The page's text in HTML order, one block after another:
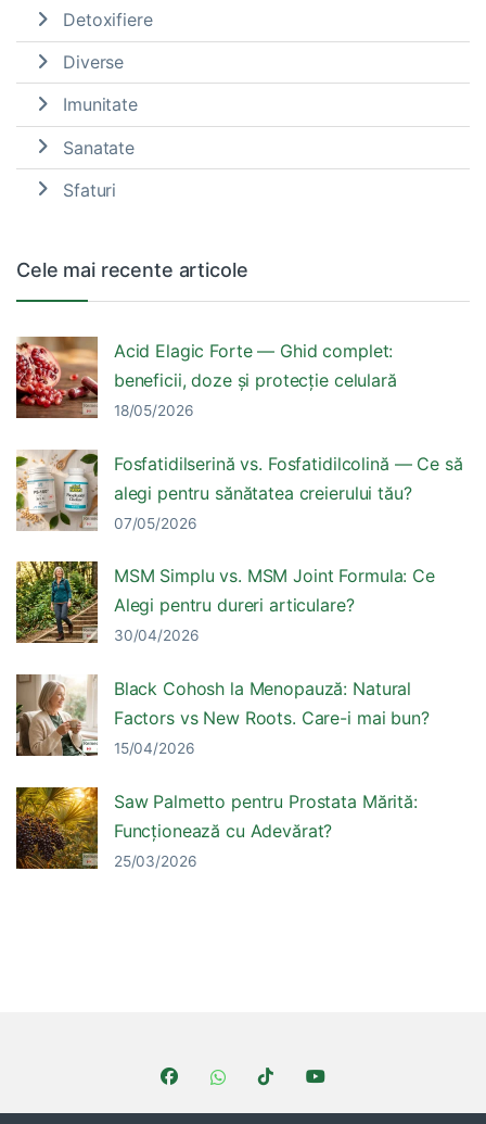
Detoxifiere
Diverse
Imunitate
Sanatate
Sfaturi
Cele mai recente articole
Acid Elagic Forte — Ghid complet:
beneficii, doze și protecție celulară
18/05/2026
Fosfatidilserină vs. Fosfatidilcolină — Ce să
alegi pentru sănătatea creierului tău?
07/05/2026
MSM Simplu vs. MSM Joint Formula: Ce
Alegi pentru dureri articulare?
30/04/2026
Black Cohosh la Menopauză: Natural
Factors vs New Roots. Care-i mai bun?
15/04/2026
Saw Palmetto pentru Prostata Mărită:
Funcționează cu Adevărat?
25/03/2026